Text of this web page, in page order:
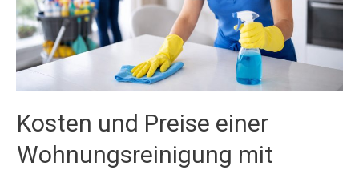
Kosten und Preise einer
Wohnungsreinigung mit